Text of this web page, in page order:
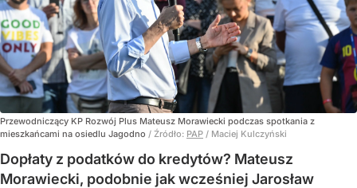
Przewodniczący KP Rozwój Plus Mateusz Morawiecki podczas spotkania z
mieszkańcami na osiedlu Jagodno / Źródło: PAP / Maciej Kulczyński
Dopłaty z podatków do kredytów? Mateusz
Morawiecki, podobnie jak wcześniej Jarosław